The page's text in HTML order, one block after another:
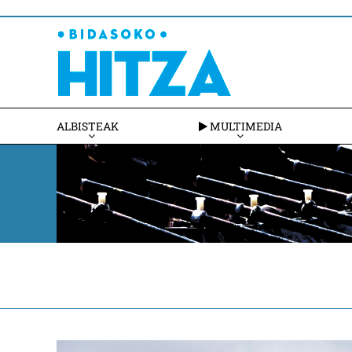
ALBISTEAK MULTIMEDIA